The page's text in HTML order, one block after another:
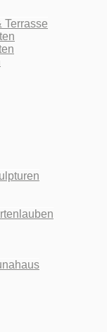
Terrasse